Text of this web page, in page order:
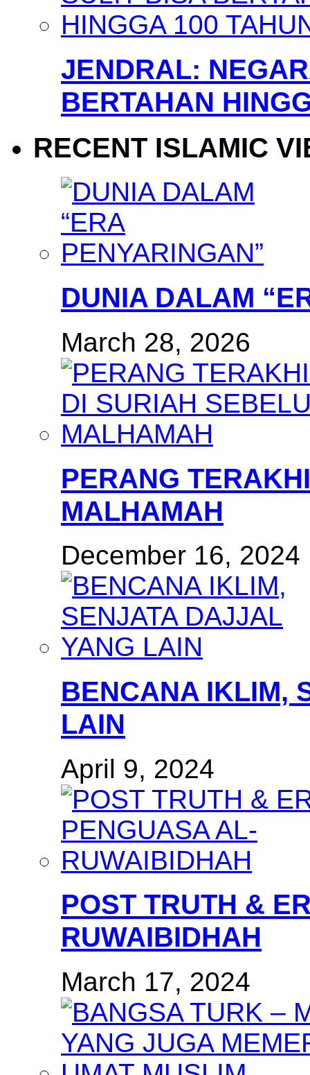
JENDRAL:
BERTAHAN
RECENT ISLAMIC
DUNIA DALAM
March 28, 2026
PERANG
MALHAMAH
December 16, 2024
BENCANA IKLIM,
LAIN
April 9, 2024
POST TRUTH &
RUWAIBIDHAH
March 17, 2024